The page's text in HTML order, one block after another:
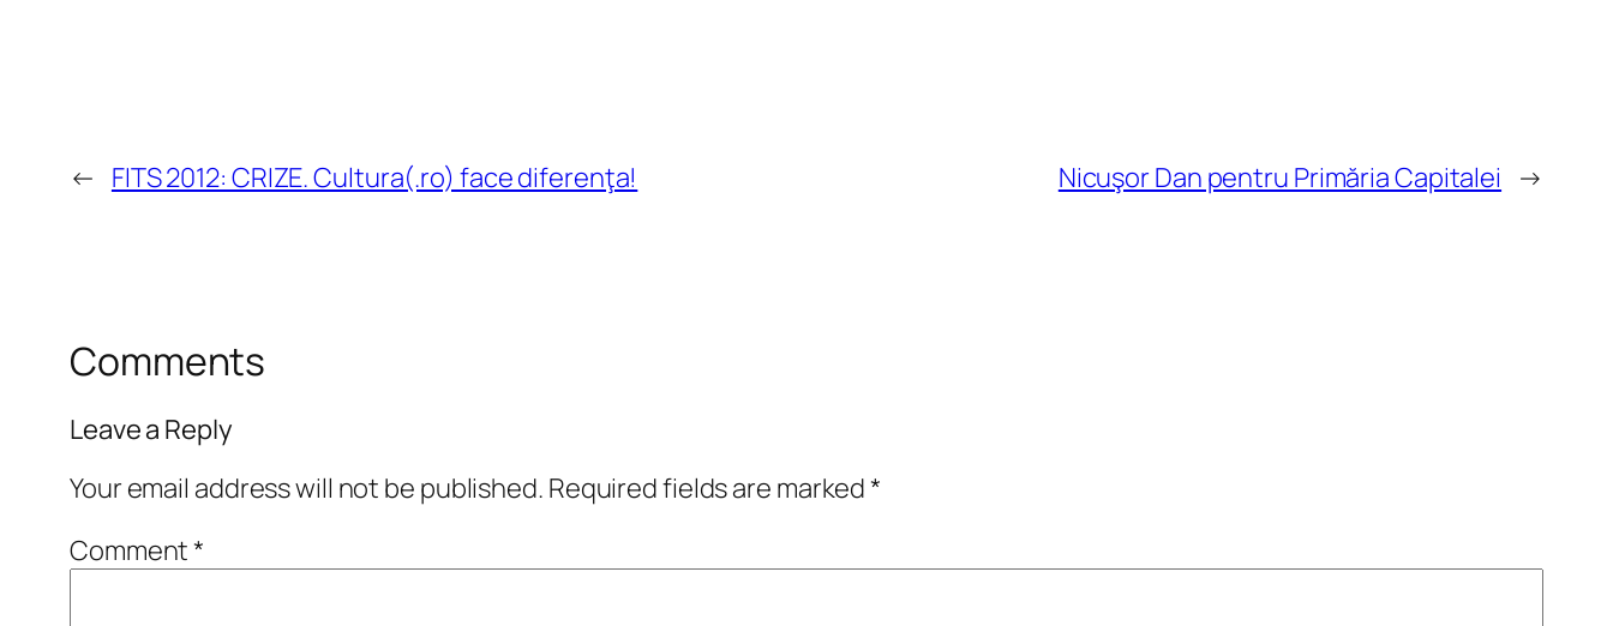
← FITS 2012: CRIZE. Cultura(.ro) face diferenţa! Nicuşor Dan pentru Primăria Capitalei →
Comments
Leave a Reply
Your email address will not be published. Required fields are marked*
Comment*